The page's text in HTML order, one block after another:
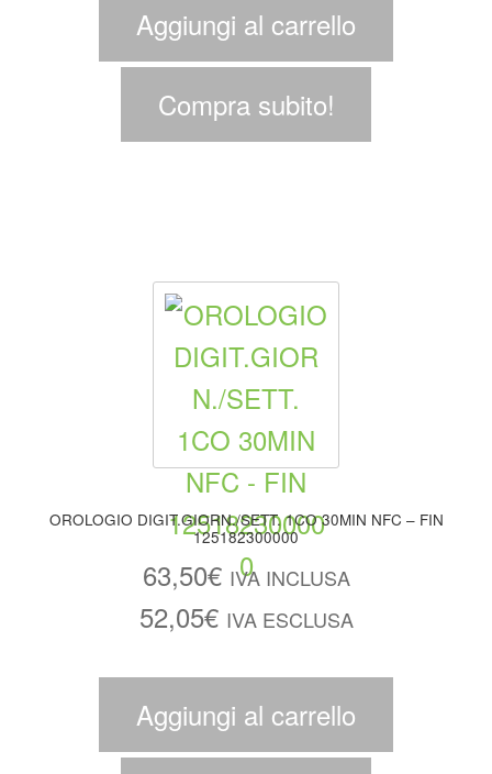
Aggiungi al carrello
Compra subito!
OROLOGIO DIGIT.GIORN./SETT. 1CO 30MIN NFC – FIN
125182300000
63,50€ IVA INCLUSA
52,05€ IVA ESCLUSA
Aggiungi al carrello